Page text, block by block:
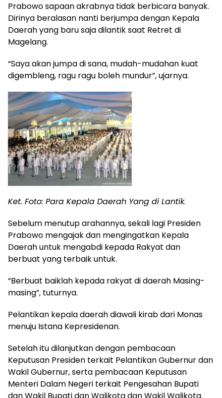
Prabowo sapaan akrabnya tidak berbicara banyak.
Dirinya beralasan nanti berjumpa dengan Kepala
Daerah yang baru saja dilantik saat Retret di
Magelang.
“Saya akan jumpa di sana, mudah-mudahan kuat
digembleng, ragu ragu boleh mundur”, ujarnya.
Ket. Foto: Para Kepala Daerah Yang di Lantik.
Sebelum menutup arahannya, sekali lagi Presiden
Prabowo mengajak dan mengingatkan Kepala
Daerah untuk mengabdi kepada Rakyat dan
berbuat yang terbaik untuk.
“Berbuat baiklah kepada rakyat di daerah Masing-
masing”, tuturnya.
Pelantikan kepala daerah diawali kirab dari Monas
menuju Istana Kepresidenan.
Setelah itu dilanjutkan dengan pembacaan
Keputusan Presiden terkait Pelantikan Gubernur dan
Wakil Gubernur, serta pembacaan Keputusan
Menteri Dalam Negeri terkait Pengesahan Bupati